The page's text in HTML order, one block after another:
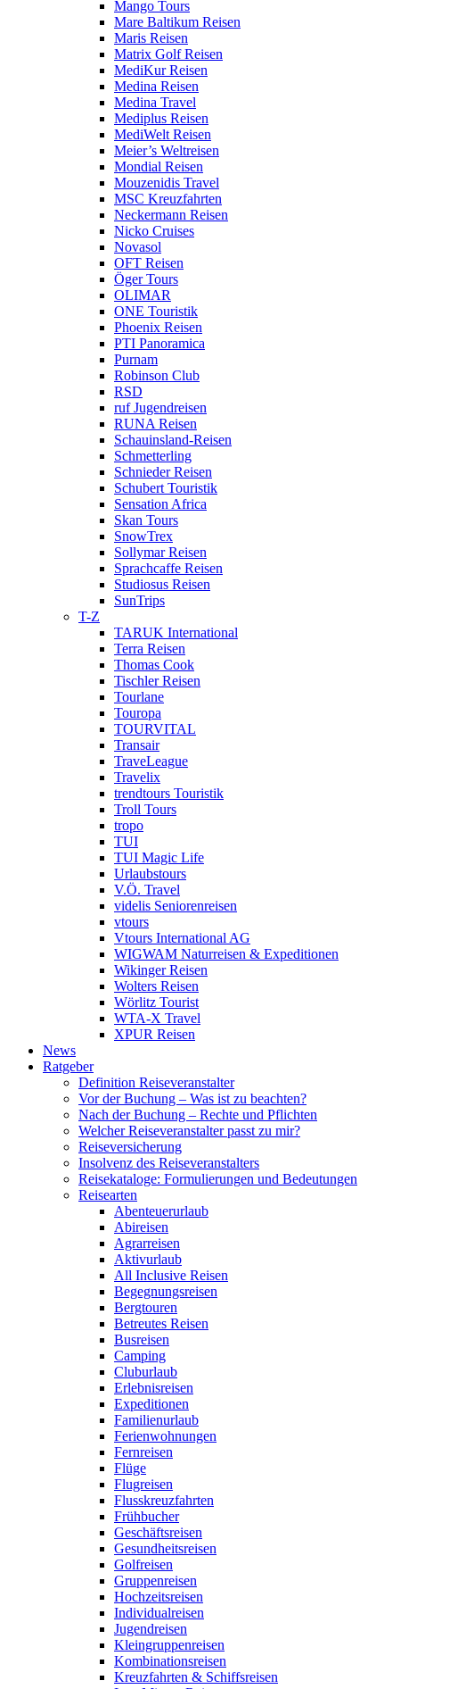
Mango Tours
Mare Baltikum Reisen
Maris Reisen
Matrix Golf Reisen
MediKur Reisen
Medina Reisen
Medina Travel
Mediplus Reisen
MediWelt Reisen
Meier’s Weltreisen
Mondial Reisen
Mouzenidis Travel
MSC Kreuzfahrten
Neckermann Reisen
Nicko Cruises
Novasol
OFT Reisen
Öger Tours
OLIMAR
ONE Touristik
Phoenix Reisen
PTI Panoramica
Purnam
Robinson Club
RSD
ruf Jugendreisen
RUNA Reisen
Schauinsland-Reisen
Schmetterling
Schnieder Reisen
Schubert Touristik
Sensation Africa
Skan Tours
SnowTrex
Sollymar Reisen
Sprachcaffe Reisen
Studiosus Reisen
SunTrips
T-Z
TARUK International
Terra Reisen
Thomas Cook
Tischler Reisen
Tourlane
Touropa
TOURVITAL
Transair
TraveLeague
Travelix
trendtours Touristik
Troll Tours
tropo
TUI
TUI Magic Life
Urlaubstours
V.Ö. Travel
videlis Seniorenreisen
vtours
Vtours International AG
WIGWAM Naturreisen & Expeditionen
Wikinger Reisen
Wolters Reisen
Wörlitz Tourist
WTA-X Travel
XPUR Reisen
News
Ratgeber
Definition Reiseveranstalter
Vor der Buchung – Was ist zu beachten?
Nach der Buchung – Rechte und Pflichten
Welcher Reiseveranstalter passt zu mir?
Reiseversicherung
Insolvenz des Reiseveranstalters
Reisekataloge: Formulierungen und Bedeutungen
Reisearten
Abenteuerurlaub
Abireisen
Agrarreisen
Aktivurlaub
All Inclusive Reisen
Begegnungsreisen
Bergtouren
Betreutes Reisen
Busreisen
Camping
Cluburlaub
Erlebnisreisen
Expeditionen
Familienurlaub
Ferienwohnungen
Fernreisen
Flüge
Flugreisen
Flusskreuzfahrten
Frühbucher
Geschäftsreisen
Gesundheitsreisen
Golfreisen
Gruppenreisen
Hochzeitsreisen
Individualreisen
Jugendreisen
Kleingruppenreisen
Kombinationsreisen
Kreuzfahrten & Schiffsreisen